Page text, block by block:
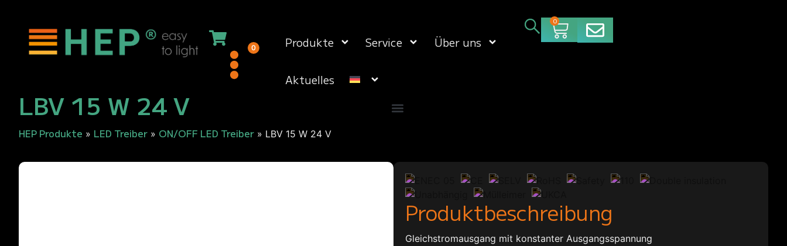
0 Produkte Service Über uns
Aktuelles
0
LBV 15 W 24 V
HEP Produkte » LED Treiber » ON/OFF LED Treiber » LBV 15 W 24 V
Produktbeschreibung
Gleichstromausgang mit konstanter Ausgangsspannung